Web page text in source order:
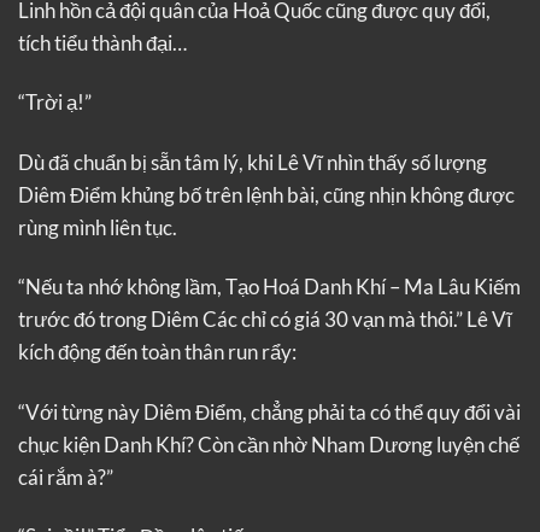
Linh hồn cả đội quân của Hoả Quốc cũng được quy đổi,
tích tiểu thành đại…
“Trời ạ!”
Dù đã chuẩn bị sẵn tâm lý, khi Lê Vĩ nhìn thấy số lượng
Diêm Điểm khủng bố trên lệnh bài, cũng nhịn không được
rùng mình liên tục.
“Nếu ta nhớ không lầm, Tạo Hoá Danh Khí – Ma Lâu Kiếm
trước đó trong Diêm Các chỉ có giá 30 vạn mà thôi.” Lê Vĩ
kích động đến toàn thân run rẩy:
“Với từng này Diêm Điểm, chẳng phải ta có thể quy đổi vài
chục kiện Danh Khí? Còn cần nhờ Nham Dương luyện chế
cái rắm à?”